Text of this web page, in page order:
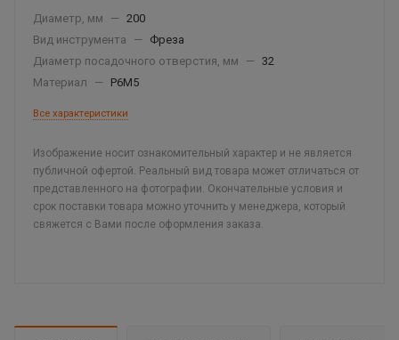
Диаметр, мм — 200
Вид инструмента
—
Фреза
Диаметр посадочного отверстия, мм
— 32
Материал
— Р6М5
Все характеристики
Изображение носит ознакомительный характер и не является
публичной офертой. Реальный вид товара может отличаться от
представленного на фотографии. Окончательные условия и
срок поставки товара можно уточнить у менеджера, который
свяжется с Вами после оформления заказа.